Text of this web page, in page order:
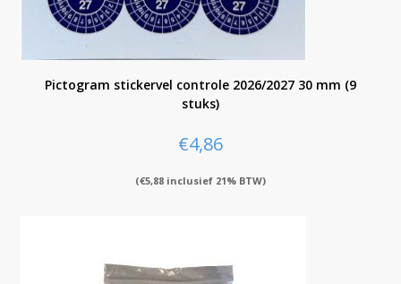
Pictogram stickervel controle 2026/2027 30 mm (9
stuks)
€4,86
(€5,88 inclusief 21% BTW)